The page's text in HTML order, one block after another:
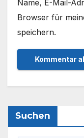
Name, E-Mail-
Browser für
speichern.
Suchen